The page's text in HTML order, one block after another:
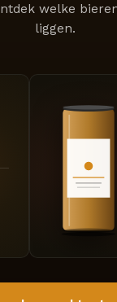
welke
liggen.